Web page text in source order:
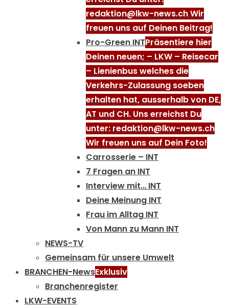
redaktion@lkw-news.ch Wir
freuen uns auf Deinen Beitrag!
Pro-Green INTPräsentiere hier
Deinen neuen; – LKW – Reisecar
– Lienienbus welches die
Verkehrs-Zulassung soeben
erhalten hat, ausserhalb von DE,
AT und CH. Uns erreichst Du
unter: redaktion@lkw-news.ch
Wir freuen uns auf Dein Foto!
Carrosserie – INT
7 Fragen an INT
Interview mit… INT
Deine Meinung INT
Frau im Alltag INT
Von Mann zu Mann INT
NEWS-TV
Gemeinsam für unsere Umwelt
BRANCHEN-NewsExklusiv
Branchenregister
LKW-EVENTS